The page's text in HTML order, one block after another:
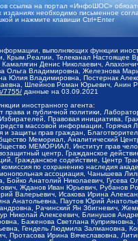
ссылка на портал «ИнфоШОС»
необходимо письменное
и нажмите клавиши Ctrl+Enter
выполняющих функции
Крым.Реалии, Телеканал Настоящее
Денис Николаевич,
Ольга Владимировна, Железнова
Юлия Владимировна, Постернак
Шлейнов Роман Юрьевич, Анин
7755/ данные на 03.09.2021
иностранного агента:
права и публичной политики,
Правовая инициатива,
массовой информации,
и защиты прав граждан,
Мемориал, Аналитический
МЕМОРИАЛ, Институт прав
центр, Гражданское
Гражданское содействие, Центр
по сохранению наследия
ассоциация, Чанышева
Анатолий Николаевич, Гусева
Жданов Иван Юрьевич, Рубанов
Валерьевич, Исакова Ирина
Анатольевна, Паутов Юрий
Рачинский Ян Збигневич,
Николай Алексеевич, Блинушов
Баженова Светлана
Гендель Людмила Залмановна,
Протасова Ирина Вячеславовна,